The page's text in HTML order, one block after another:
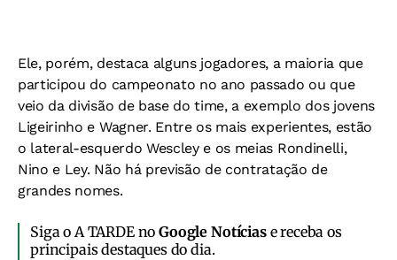
Ele, porém, destaca alguns jogadores, a maioria que
participou do campeonato no ano passado ou que
veio da divisão de base do time, a exemplo dos jovens
Ligeirinho e Wagner. Entre os mais experientes, estão
o lateral-esquerdo Wescley e os meias Rondinelli,
Nino e Ley. Não há previsão de contratação de
grandes nomes.
Siga o A TARDE noGoogle Notíciase receba os
principais destaques do dia.